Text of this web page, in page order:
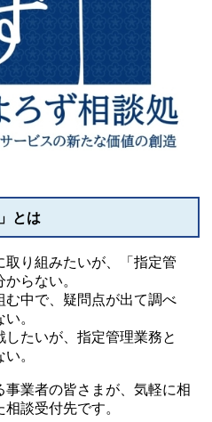
とは
取り組みたいが、「指定管
らない。
む中で、疑問点が出て調べ
。
たいが、指定管理業務と
。
事業者の皆さまが、気軽に相
談受付先です。